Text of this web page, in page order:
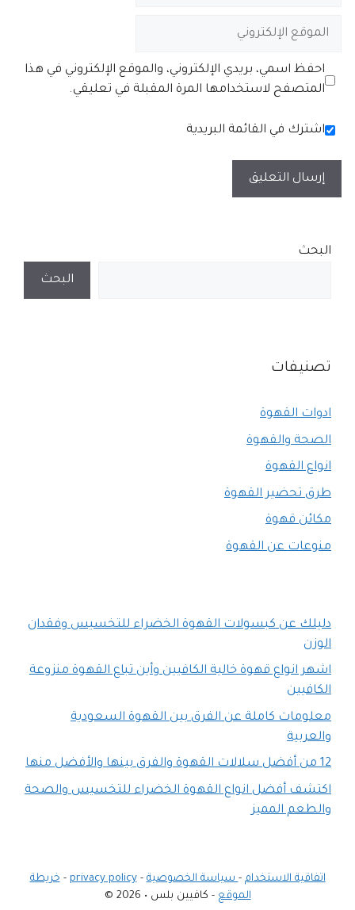
الموقع
الإلكتروني
احفظ اسمي، بريدي الإلكتروني، والموقع الإلكتروني في هذا
المتصفح لاستخدامها المرة المقبلة في تعليقي.
اشترك في القائمة البريدية
البحث
البحث
تصنيفات
ادوات القهوة
الصحة والقهوة
انواع القهوة
طرق تحضير القهوة
مكائن قهوة
منوعات عن القهوة
دليلك عن كبسولات القهوة الخضراء للتخسيس وفقدان
الوزن
اشهر انواع قهوة خالية الكافيين وأين تباع القهوة منزوعة
الكافيين
معلومات كاملة عن الفرق بين القهوة السعودية
والعربية
12 من أفضل سلالات القهوة والفرق بينها والأفضل منها
اكتشف أفضل انواع القهوة الخضراء للتخسيس والصحة
والطعم المميز
اتفاقية الاستخدام - سياسة الخصوصية -
privacy policy
- خريطة
الموقع - كافيين بلس • 2026 ©